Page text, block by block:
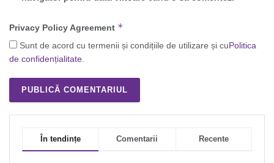
Privacy Policy Agreement *
Sunt de acord cu termenii și condițiile de utilizare și cuPolitica
de confidențialitate
În tendințe Comentarii Recente